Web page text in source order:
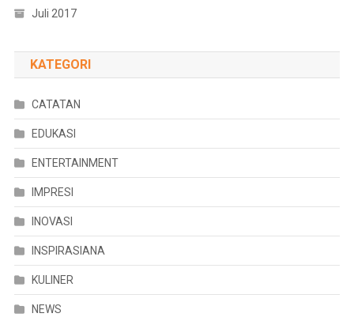
Juli 2017
KATEGORI
CATATAN
EDUKASI
ENTERTAINMENT
IMPRESI
INOVASI
INSPIRASIANA
KULINER
NEWS